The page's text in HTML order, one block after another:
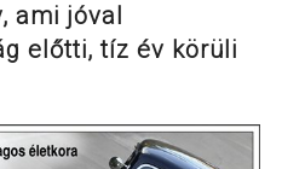
ami jóval
előtti, tíz év körüli